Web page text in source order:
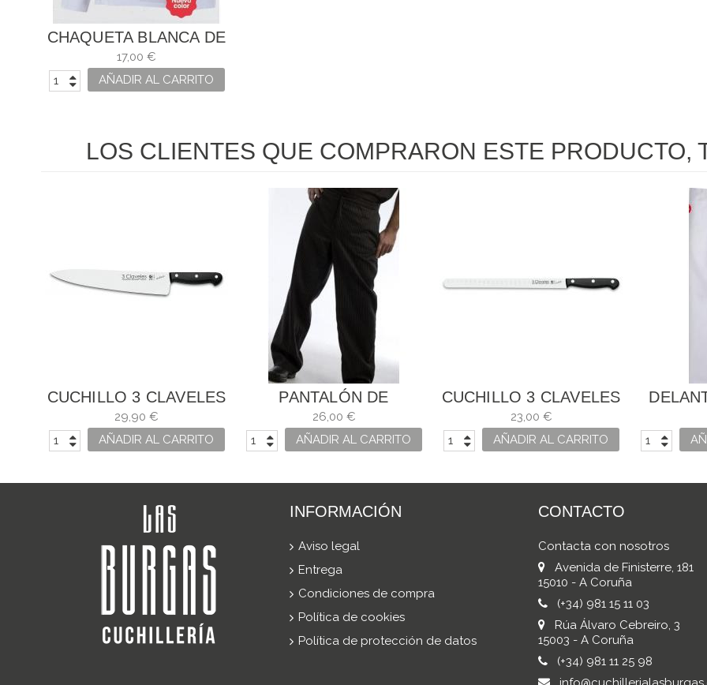
CHAQUETA BLANCA DE
MANGA LARGA PARA
COCINA
17,00 €
AÑADIR AL CARRITO
LOS CLIENTES QUE COMPRARON ESTE PRODUCTO,
CUCHILLO 3 CLAVELES
CEBOLLERO
UNIBLOCK. HOJA: 30
CM
29,90 €
AÑADIR AL CARRITO
PANTALÓN DE
COCINERO
26,00 €
AÑADIR AL CARRITO
CUCHILLO 3 CLAVELES
JAMONERO Y DE
SALMÓN UNIBLOCK
23,00 €
AÑADIR AL CARRITO
DE
INFORMACIÓN
Aviso legal
Entrega
Condiciones de compra
Política de cookies
Política de protección de datos
CONTACTO
Contacta con nosotros
Avenida de Finisterre, 181
15010 - A Coruña
(+34) 981 15 11 03
Rúa Álvaro Cebreiro, 3
15003 - A Coruña
(+34) 981 11 25 98